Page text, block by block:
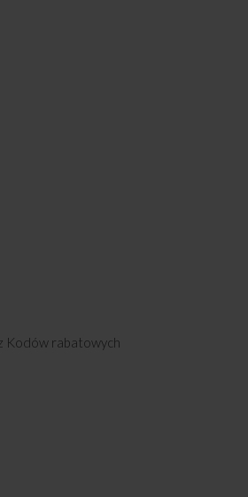
Kodów rabatowych